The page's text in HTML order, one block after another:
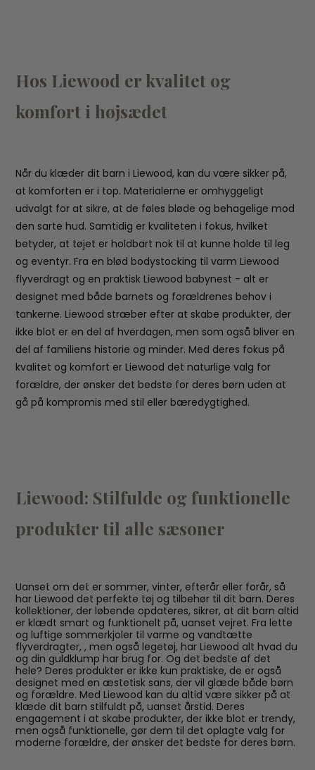
Hos Liewood er kvalitet og
komfort i højsædet
Når du klæder dit barn i Liewood, kan du være sikker på,
at komforten er i top. Materialerne er omhyggeligt
udvalgt for at sikre, at de føles bløde og behagelige mod
den sarte hud. Samtidig er kvaliteten i fokus, hvilket
betyder, at tøjet er holdbart nok til at kunne holde til leg
og eventyr. Fra en blød bodystocking til varm Liewood
flyverdragt og en praktisk Liewood babynest - alt er
designet med både barnets og forældrenes behov i
tankerne. Liewood stræber efter at skabe produkter, der
ikke blot er en del af hverdagen, men som også bliver en
del af familiens historie og minder. Med deres fokus på
kvalitet og komfort er Liewood det naturlige valg for
forældre, der ønsker det bedste for deres børn uden at
gå på kompromis med stil eller bæredygtighed.
Liewood: Stilfulde og funktionelle
produkter til alle sæsoner
Uanset om det er sommer, vinter, efterår eller forår, så
har Liewood det perfekte tøj og tilbehør til dit barn. Deres
kollektioner, der løbende opdateres, sikrer, at dit barn altid
er klædt smart og funktionelt på, uanset vejret. Fra lette
og luftige sommerkjoler til varme og vandtætte
flyverdragter, , men også legetøj, har Liewood alt hvad du
og din guldklump har brug for. Og det bedste af det
hele? Deres produkter er ikke kun praktiske, de er også
designet med en æstetisk sans, der vil glæde både børn
og forældre. Med Liewood kan du altid være sikker på at
klæde dit barn stilfuldt på, uanset årstid. Deres
engagement i at skabe produkter, der ikke blot er trendy,
men også funktionelle, gør dem til det oplagte valg for
moderne forældre, der ønsker det bedste for deres børn.